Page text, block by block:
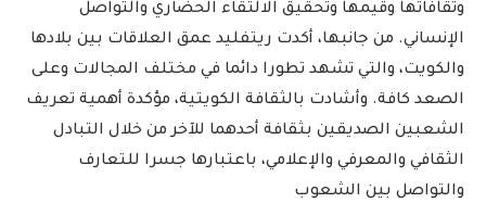
وثقافاتها وقيمها وتحقيق الالتقاء الحضاري والتواصل
الإنساني. من جانبها، أكدت ريتفليد عمق العلاقات بين بلادها
والكويت، والتي تشهد تطورا دائما في مختلف المجالات وعلى
الصعد كافة. وأشادت بالثقافة الكويتية، مؤكدة أهمية تعريف
الشعبين الصديقين بثقافة أحدهما للآخر من خلال التبادل
الثقافي والمعرفي والإعلامي، باعتبارها جسرا للتعارف
والتواصل بين الشعوب